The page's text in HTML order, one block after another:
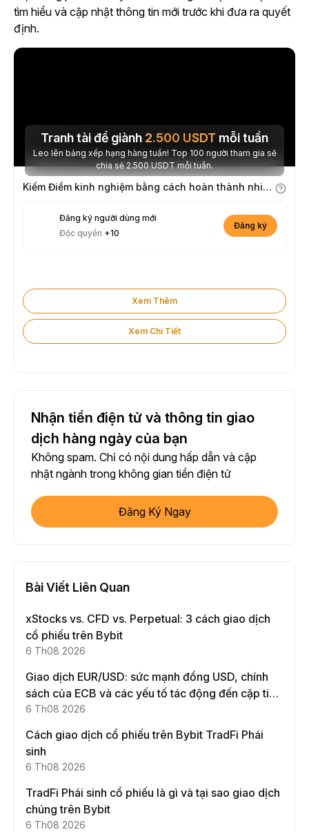
tìm hiểu và cập nhật thông tin mới trước khi đưa ra quyết
định.
Tranh tài để giành 2.500 USDT mỗi tuần
Leo lên bảng xếp hạng hàng tuần! Top 100 người tham gia sẽ
chia sẻ 2.500 USDT mỗi tuần.
Kiếm Điểm kinh nghiệm bằng cách hoàn thành nhiệm vụ
Đăng ký người dùng mới
Độc quyền +10
Đăng ký
Xem Thêm
Xem Chi Tiết
Nhận tiền điện tử và thông tin giao
dịch hàng ngày của bạn
Không spam. Chỉ có nội dung hấp dẫn và cập
nhật ngành trong không gian tiền điện tử
Đăng Ký Ngay
Bài Viết Liên Quan
xStocks vs. CFD vs. Perpetual: 3 cách giao dịch
cổ phiếu trên Bybit
6 Th08 2026
Giao dịch EUR/USD: sức mạnh đồng USD, chính
sách của ECB và các yếu tố tác động đến cặp tiền
này
6 Th08 2026
Cách giao dịch cổ phiếu trên Bybit TradFi Phái
sinh
6 Th08 2026
TradFi Phái sinh cổ phiếu là gì và tại sao giao dịch
chúng trên Bybit
6 Th08 2026